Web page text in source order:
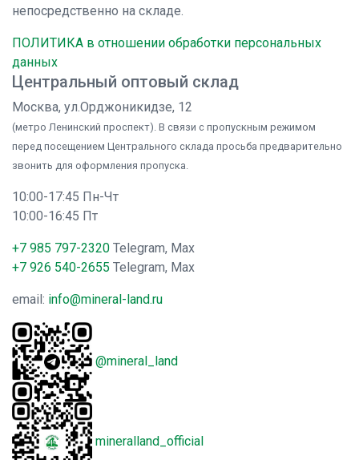
непосредственно на складе.
ПОЛИТИКА в отношении обработки персональных
данных
Центральный оптовый склад
Москва, ул.Орджоникидзе, 12
(метро Ленинский проспект). В связи с пропускным режимом
перед посещением Центрального склада просьба предварительно
звонить для оформления пропуска.
10:00-17:45 Пн-Чт
10:00-16:45 Пт
+7 985 797-2320 Telegram, Max
+7 926 540-2655 Telegram, Max
email: info@mineral-land.ru
@mineral_land
mineralland_official